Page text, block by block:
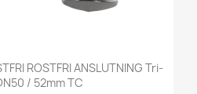
ROSTFRI ANSLUTNING Tri-
/ 52mm TC